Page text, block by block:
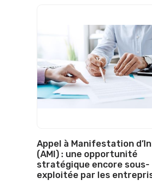
Appel à Manifestation
(AMI) : une opportunité
stratégique encore sous-
exploitée par les